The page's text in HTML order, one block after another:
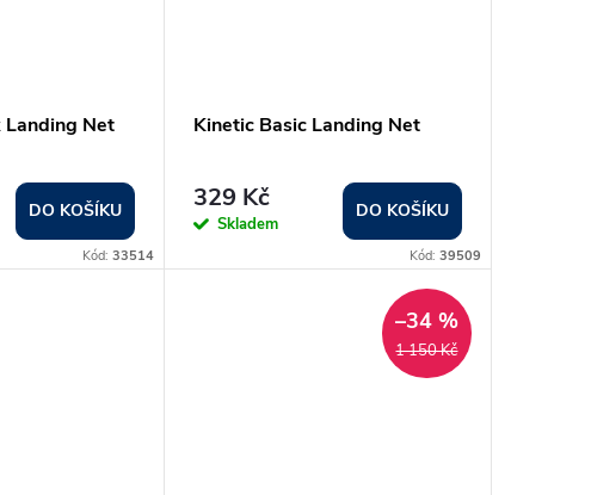
Net
DO KOŠÍKU
Kód: 33514
Kinetic Basic Landing Net
329 Kč
Skladem
DO KOŠÍKU
Kód: 39509
1 150 Kč
–34 %